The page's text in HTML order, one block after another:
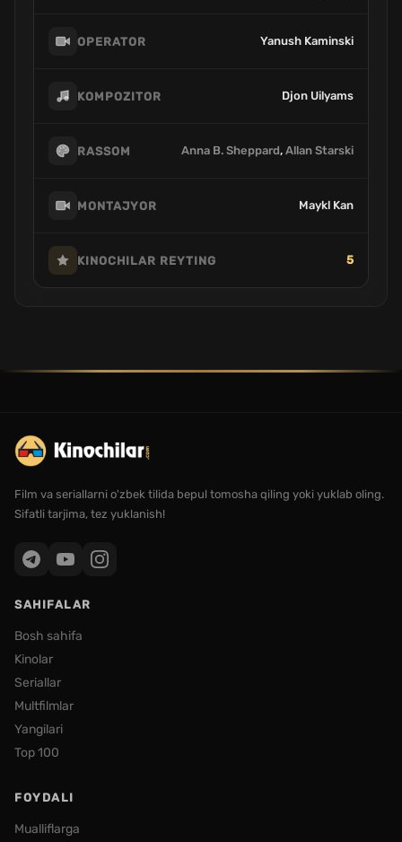
OPERATOR Yanush Kaminski
KOMPOZITOR Djon Uilyams
RASSOM Anna B. Sheppard, Allan Starski
MONTAJYOR Maykl Kan
KINOCHILAR REYTING 5
Film va seriallarni o'zbek tilida bepul tomosha qiling yoki yuklab oling.
Sifatli tarjima, tez yuklanish!
SAHIFALAR
Bosh sahifa
Kinolar
Seriallar
Multfilmlar
Yangilari
Top 100
FOYDALI
Mualliflarga